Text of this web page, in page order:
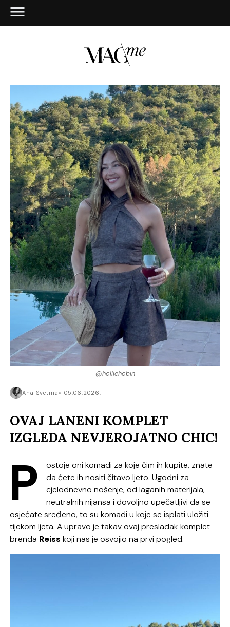
@holliehobin
Ana Svetina 05.06.2026.
OVAJ LANENI KOMPLET
IZGLEDA NEVJEROJATNO CHIC!
P
ostoje oni komadi za koje čim ih kupite, znate
da ćete ih nositi čitavo ljeto. Ugodni za
cjelodnevno nošenje, od laganih materijala,
neutralnih nijansa i dovoljno upečatljivi da se
osjećate sređeno, to su komadi u koje se isplati uložiti
tijekom ljeta. A upravo je takav ovaj presladak komplet
brenda Reiss koji nas je osvojio na prvi pogled.